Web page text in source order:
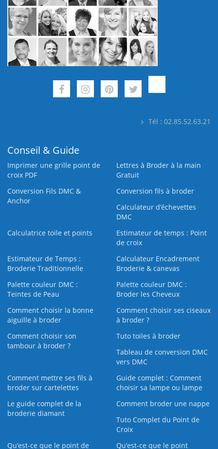
Tél : 02.85.52.63.21
Conseil & Guide
Imprimer une grille point de
croix PDF
Lettres à Broder à la main
Gratuit
Conversion Fils DMC &
Anchor
Conversion fils à broder
Calculateur d’échevettes
DMC
Calculatrice toile et points
Estimateur de temps : Point
de croix
Estimateur de Temps :
Broderie Traditionnelle
Calculateur Encadrement
Broderie & canevas
Palette couleur DMC :
Teintes de Peau
Palette couleur DMC :
Broder les Cheveux
Comment choisir la bonne
aiguille à broder
Comment choisir ses ciseaux
à broder ?
Comment choisir son
tambour à broder ?
Tuto toiles à broder
Tableau de conversion DMC
vers DMC
Comment mettre ses fils à
broder sur cartelettes
Guide complet : Comment
choisir sa lampe ou lampe
Le guide complet de la
broderie diamant
Comment broder une nappe
Tuto Complet du Point de
Croix
Qu’est-ce que le point de
Qu’est-ce que le point